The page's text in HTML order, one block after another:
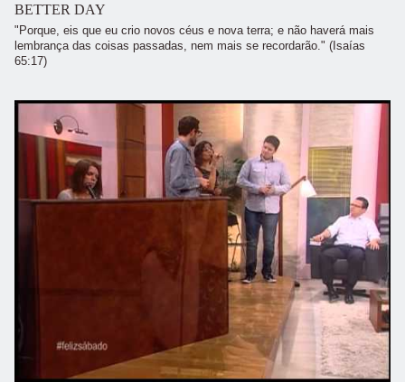
BETTER DAY
"Porque, eis que eu crio novos céus e nova terra; e não haverá mais
lembrança das coisas passadas, nem mais se recordarão." (Isaías
65:17)